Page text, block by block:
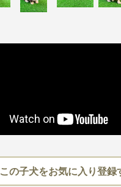
この子犬をお気に入り登録